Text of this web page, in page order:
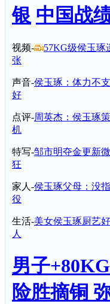
银 中国战
视频- 57KG级侯玉琢
张
声音-侯玉琢：体力不
好
点评-周英杰：侯玉琢
机
特写-邹市明夺金更新
狂
家人-侯玉琢父母：没
役
生活-美女侯玉琢厨艺
人
男子
险胜摘铜